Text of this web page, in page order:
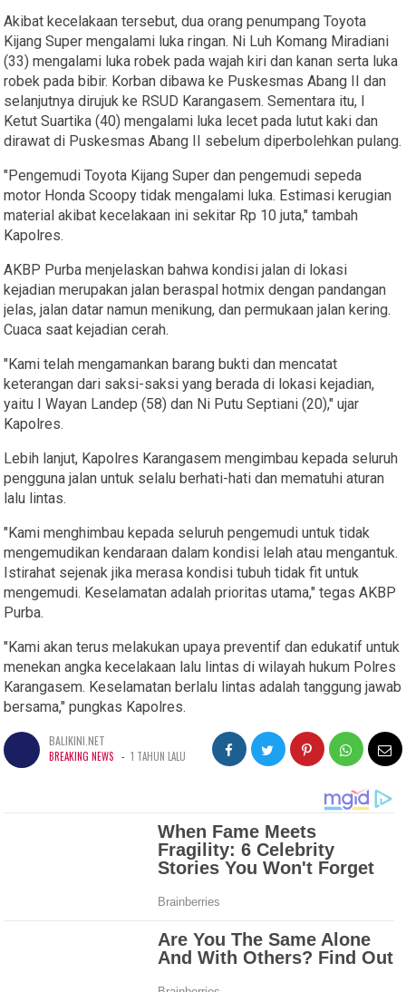
Akibat kecelakaan tersebut, dua orang penumpang Toyota
Kijang Super mengalami luka ringan. Ni Luh Komang Miradiani
(33) mengalami luka robek pada wajah kiri dan kanan serta luka
robek pada bibir. Korban dibawa ke Puskesmas Abang II dan
selanjutnya dirujuk ke RSUD Karangasem. Sementara itu, I
Ketut Suartika (40) mengalami luka lecet pada lutut kaki dan
dirawat di Puskesmas Abang II sebelum diperbolehkan pulang.
"Pengemudi Toyota Kijang Super dan pengemudi sepeda
motor Honda Scoopy tidak mengalami luka. Estimasi kerugian
material akibat kecelakaan ini sekitar Rp 10 juta," tambah
Kapolres.
AKBP Purba menjelaskan bahwa kondisi jalan di lokasi
kejadian merupakan jalan beraspal hotmix dengan pandangan
jelas, jalan datar namun menikung, dan permukaan jalan kering.
Cuaca saat kejadian cerah.
"Kami telah mengamankan barang bukti dan mencatat
keterangan dari saksi-saksi yang berada di lokasi kejadian,
yaitu I Wayan Landep (58) dan Ni Putu Septiani (20)," ujar
Kapolres.
Lebih lanjut, Kapolres Karangasem mengimbau kepada seluruh
pengguna jalan untuk selalu berhati-hati dan mematuhi aturan
lalu lintas.
"Kami menghimbau kepada seluruh pengemudi untuk tidak
mengemudikan kendaraan dalam kondisi lelah atau mengantuk.
Istirahat sejenak jika merasa kondisi tubuh tidak fit untuk
mengemudi. Keselamatan adalah prioritas utama," tegas AKBP
Purba.
"Kami akan terus melakukan upaya preventif dan edukatif untuk
menekan angka kecelakaan lalu lintas di wilayah hukum Polres
Karangasem. Keselamatan berlalu lintas adalah tanggung jawab
bersama," pungkas Kapolres.
BALIKINI.NET
BREAKING NEWS - 1 TAHUN LALU